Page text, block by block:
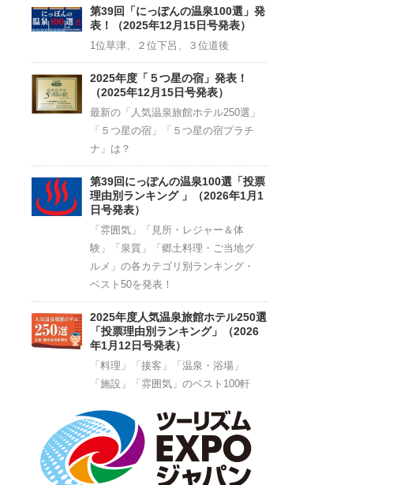
Channel
第39回「にっぽんの温泉100選」発
表！（2025年12月15日号発表）
1位草津、２位下呂、３位道後
2025年度「５つ星の宿」発表！
（2025年12月15日号発表）
最新の「人気温泉旅館ホテル250選」
「５つ星の宿」「５つ星の宿プラチ
ナ」は？
第39回にっぽんの温泉100選「投票
理由別ランキング 」（2026年1月1
日号発表）
「雰囲気」「見所・レジャー＆体
験」「泉質」「郷土料理・ご当地グ
ルメ」の各カテゴリ別ランキング・
ベスト50を発表！
2025年度人気温泉旅館ホテル250選
「投票理由別ランキング」（2026
年1月12日号発表）
「料理」「接客」「温泉・浴場」
「施設」「雰囲気」のベスト100軒